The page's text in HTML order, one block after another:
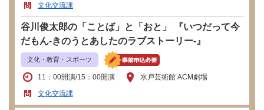
文化交流課
谷川俊太郎の「ことば」と「おと」 『いつだって今
だもん-きのうとあしたのラブストーリー-』
文化・教育・スポーツ
11：00開演/15：00開演
水戸芸術館 ACM劇場
文化交流課